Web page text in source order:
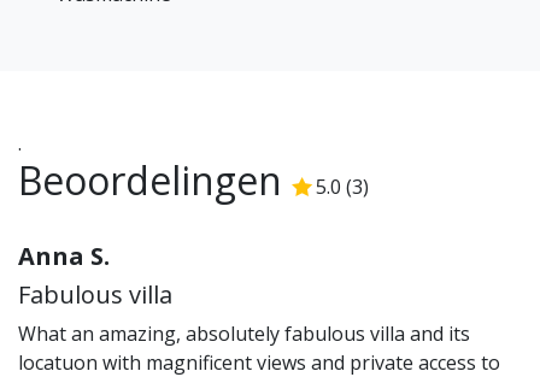
een bron van eindeloos plezier ontdekken.
.
Beoordelingen 5.0/5
5.0 (3)
Anna S.
Fabulous villa
What an amazing, absolutely fabulous villa and its
locatuon with magnificent views and private access to